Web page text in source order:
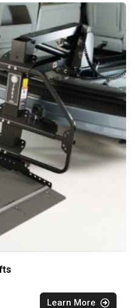
Learn More